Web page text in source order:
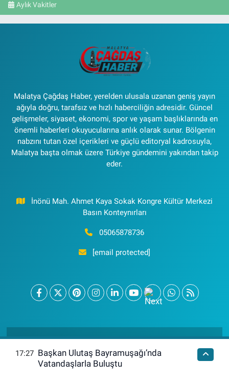
Aylık Vakitler
Malatya Çağdaş Haber, yerelden ulusala uzanan geniş yayın
ağıyla doğru, tarafsız ve hızlı haberciliğin adresidir. Güncel
gelişmeler, siyaset, ekonomi, spor ve yaşam başlıklarında en
önemli haberleri okuyucularına anlık olarak sunar. Bölgenin
nabzını tutan özel içerikleri ve güçlü editoryal kadrosuyla,
Malatya başta olmak üzere Türkiye gündemini yakından takip
eder.
İnönü Mah. Ahmet Kaya Sokak Kongre Kültür Merkezi
Basın Konteynırları
05065878736
[email protected]
Nöbetçi Eczaneler Hava Durumu
Malatya Namaz
17:27 Başkan Ulutaş Bayramuşağı’nda
Vatandaşlarla Buluştu